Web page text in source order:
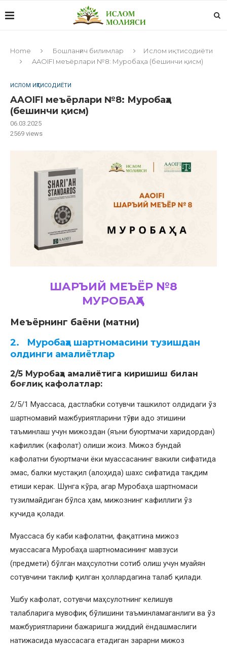
Home Бошланғич билимлар
Ислом иқтисодиёти
AAOIFI меъёрлари №8: Муробаҳа (бешинчи қисм)
ИСЛОМ ИҚТИСОДИЁТИ
AAOIFI меъёрлари №8: Муробаҳа
(бешинчи қисм)
06.03.2025
2569 views
ШАРЪИЙ МЕЪЁР №8
МУРОБАҲА
Меъёрнинг баёни (матни)
2. Муробаҳа шартномасини тузишдан
олдинги амалиётлар
2/5 Муробаҳа амалиётига киришиш билан
боғлиқ кафолатлар:
2/5/1 Муассаса, дастлабки сотувчи ташкилот олдидаги ўз
шартномавий мажбуриятларини тўғри адо этишини
таъминлаш учун мижоздан (яъни буюртмачи харидордан)
кафиллик (кафолат) олиши жоиз. Мижоз бундай
кафолатни буюртмачи ёки муассасанинг вакили сифатида
эмас, балки мустақил (алоҳида) шахс сифатида тақдим
етиши керак. Шунга кўра, агар Муробаҳа шартномаси
тузилмайдиган бўлса ҳам, мижознинг кафиллиги ўз
кучида қолади.
Муассаса бу каби кафолатни, фақатгина мижоз
муассасага Муробаҳа шартномасининг мавзуси
(предмети) бўлган маҳсулотни сотиб олиш учун муайян
сотувчини таклиф қилган ҳоллардагина талаб қилади.
Ушбу кафолат, сотувчи маҳсулотнинг келишув
талабларига мувофиқ бўлишини таъминламаганлиги ва ўз
мажбуриятларини бажаришга жиддий ёндашмаслиги
натижасида муассасага етадиган зарарни мижоз